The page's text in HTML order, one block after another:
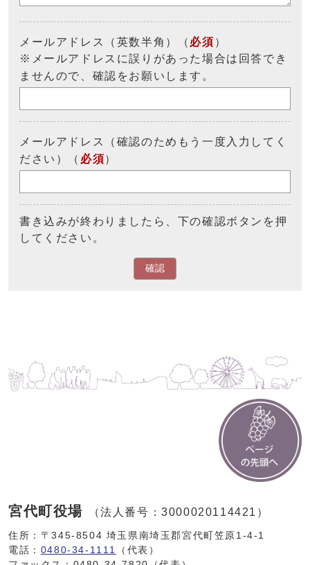
メールアドレス（英数半角）（ 必須 ）
※メールアドレスに誤りがあった場合は回答でき
ませんので、確認をお願いします。
メールアドレス（確認のためもう一度入力してく
ださい）（ 必須）
書き込みが終わりましたら、下の確認ボタンを押
してください。
確認
宮代町役場 （法人番号：3000020114421）
住所：〒345-8504 埼玉県南埼玉郡宮代町笠原1-4-1
電話： 0480-34-1111
（代表）